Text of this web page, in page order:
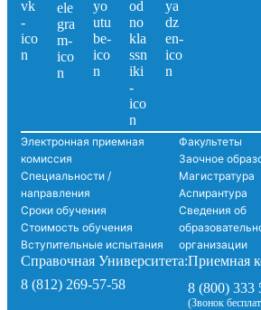
Электронная приемная
комиссия
Специальности /
направления
Сроки обучения
Стоимость обучения
Вступительные испытания
Факультеты
Заочное
Магистратура
Аспирантура
Сведения об
организации
Справочная Университета:
8 (812) 269-57-58
Приемная
8 (800) 333
(Звонок